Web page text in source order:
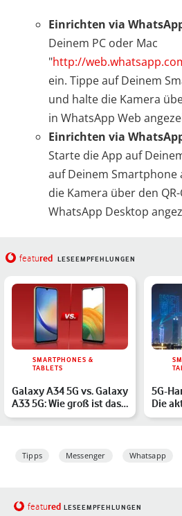
Einrichten via
Deinem PC oder Mac
"http://
ein. Tippe auf Deinem
und halte die Kamera
in WhatsApp Web
Einrichten via
Starte die App auf
auf Deinem Smartphone
die Kamera über den
WhatsApp Desktop
featured LESEEMPFEHLUNGEN
SMARTPHONES &
TABLETS
Galaxy A34 5G vs. Galaxy
A33 5G: Wie groß ist das
Upgrade?
5G-
Die
von
Tipps Messenger Whatsapp
featured LESEEMPFEHLUNGEN